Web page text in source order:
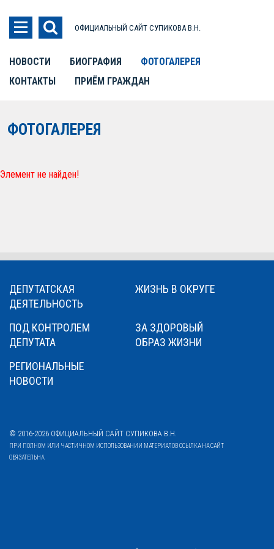
ОФИЦИАЛЬНЫЙ САЙТ СУПИКОВА В.Н.
НОВОСТИ БИОГРАФИЯ
ФОТОГАЛЕРЕЯ
КОНТАКТЫ
ПРИЁМ ГРАЖДАН
ФОТОГАЛЕРЕЯ
Элемент не найден!
ДЕПУТАТСКАЯ
ДЕЯТЕЛЬНОСТЬ
ЖИЗНЬ В ОКРУГЕ
ПОД КОНТРОЛЕМ
ДЕПУТАТА
ЗА ЗДОРОВЫЙ
ОБРАЗ ЖИЗНИ
РЕГИОНАЛЬНЫЕ
НОВОСТИ
© 2016-2026 ОФИЦИАЛЬНЫЙ САЙТ СУПИКОВА В.Н.
ПРИ ПОЛНОМ ИЛИ ЧАСТИЧНОМ ИСПОЛЬЗОВАНИИ МАТЕРИАЛОВ ССЫЛКА НА САЙТ
ОБЯЗАТЕЛЬНА